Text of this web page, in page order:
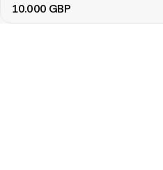
10.000 GBP